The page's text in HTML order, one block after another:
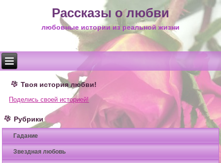
Рассказы о любви
любовные истории из реальной жизни
Твоя история любви!
Поделись своей историей!
Рубрики
Гадание
Звездная любовь